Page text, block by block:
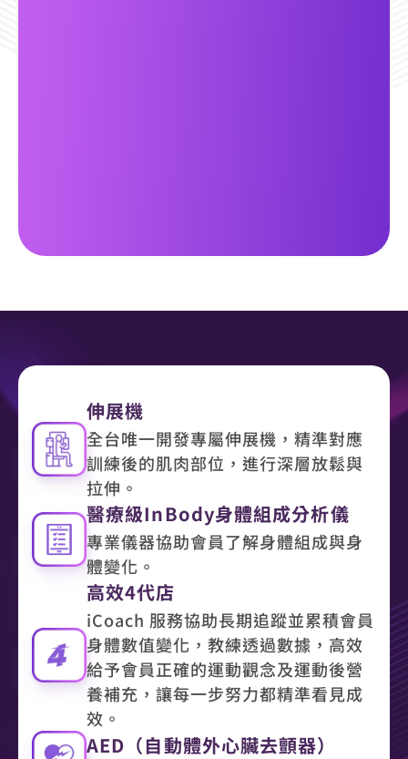
伸展機
全台唯一開發專屬伸展機，精準對應
訓練後的肌肉部位，進行深層放鬆與
拉伸。
醫療級InBody身體組成分析儀
專業儀器協助會員了解身體組成與身
體變化。
高效4代店
iCoach 服務協助長期追蹤並累積會員
身體數值變化，教練透過數據，高效
給予會員正確的運動觀念及運動後營
養補充，讓每一步努力都精準看見成
效。
AED（自動體外心臟去顫器）